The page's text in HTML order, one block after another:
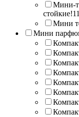
Мини-
стойкие!
Мини
Мини